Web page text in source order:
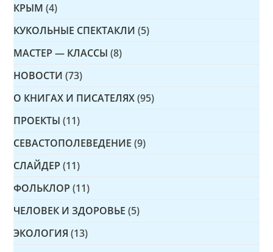
КРЫМ (4)
КУКОЛЬНЫЕ СПЕКТАКЛИ (5)
МАСТЕР — КЛАССЫ (8)
НОВОСТИ (73)
О КНИГАХ И ПИСАТЕЛЯХ (95)
ПРОЕКТЫ (11)
СЕВАСТОПОЛЕВЕДЕНИЕ (9)
СЛАЙДЕР (11)
ФОЛЬКЛОР (11)
ЧЕЛОВЕК И ЗДОРОВЬЕ (5)
ЭКОЛОГИЯ (13)